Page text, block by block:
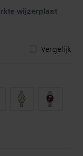
wijzerplaat
Vergelijk